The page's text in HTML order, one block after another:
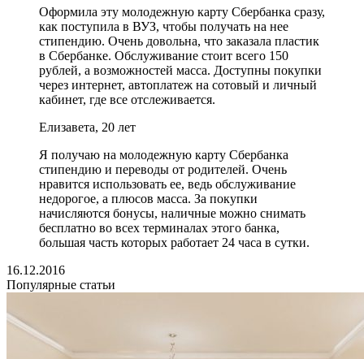
Оформила эту молодежную карту Сбербанка сразу,
как поступила в ВУЗ, чтобы получать на нее
стипендию. Очень довольна, что заказала пластик
в Сбербанке. Обслуживание стоит всего 150
рублей, а возможностей масса. Доступны покупки
через интернет, автоплатеж на сотовый и личный
кабинет, где все отслеживается.
Елизавета, 20 лет
Я получаю на молодежную карту Сбербанка
стипендию и переводы от родителей. Очень
нравится использовать ее, ведь обслуживание
недорогое, а плюсов масса. За покупки
начисляются бонусы, наличные можно снимать
бесплатно во всех терминалах этого банка,
большая часть которых работает 24 часа в сутки.
16.12.2016
Популярные статьи